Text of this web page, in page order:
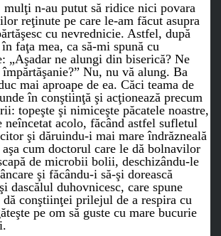
mulţi n-au putut să ridice nici povara
reţinute pe care le-am făcut asupra
cu nevrednicie. Astfel, după
faţa mea, ca să-mi spună cu
„Aşadar ne alungi din biserică? Ne
Nu, nu vă alung. Ba
mai aproape de ea. Căci teama de
în conştiinţă şi acţionează precum
topeşte şi nimiceşte păcatele noastre,
neîncetat acolo, făcând astfel sufletul
şi dăruindu-i mai mare îndrăzneală
cum doctorul care le dă bolnavilor
de microbii bolii, deschizându-le
şi făcându-i să-şi dorească
dascălul duhovnicesc, care spune
conştiinţei prilejul de a respira cu
pe om să guste cu mare bucurie